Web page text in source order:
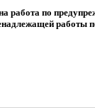
работа по